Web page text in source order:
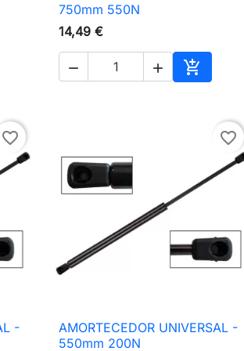
ao carrinho
750mm 550N
14,49 €
  
favorite_border
-
favorite_border
 Vista rápida
AMORTECEDOR UNIVERSAL -
550mm 200N